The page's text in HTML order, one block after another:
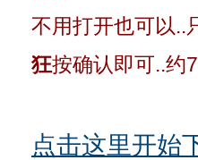
不用打开也可以..
狂按确认即可..约
点击这里开始